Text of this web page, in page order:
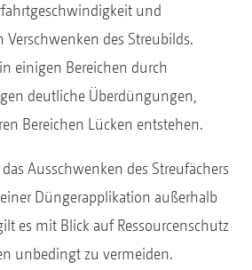
und
des Streubilds.
einigen Bereichen durch
deutliche Überdüngungen,
Bereichen Lücken entstehen.
Ausschwenken des Streufächers
Düngerapplikation außerhalb
es mit Blick auf Ressourcenschutz
unbedingt zu vermeiden.